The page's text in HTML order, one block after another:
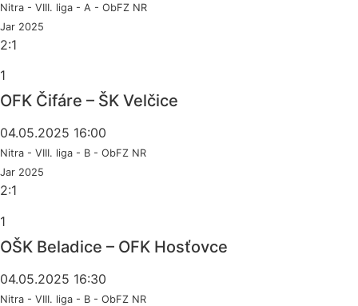
Nitra - VIII. liga - A - ObFZ NR
Jar 2025
2:1
1
OFK Čifáre – ŠK Velčice
04.05.2025 16:00
Nitra - VIII. liga - B - ObFZ NR
Jar 2025
2:1
1
OŠK Beladice – OFK Hosťovce
04.05.2025 16:30
Nitra - VIII. liga - B - ObFZ NR